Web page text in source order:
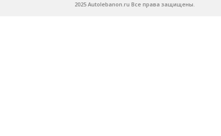
2025 Autolebanon.ru Все права защищены.